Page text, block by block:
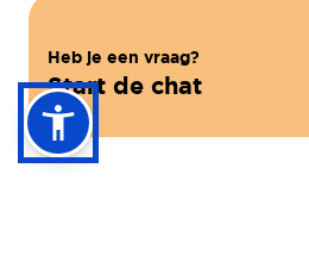
Heb je een vraag?
Start de chat